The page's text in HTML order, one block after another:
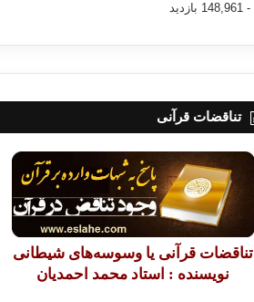
- 148,961 بازدید
تناقضات قرآنی
تناقضات قرآنی یا وسوسه‌های شیطانی
نویسنده : استاد محمد احمدیان